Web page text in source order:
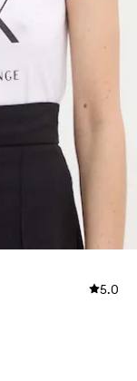
5.0